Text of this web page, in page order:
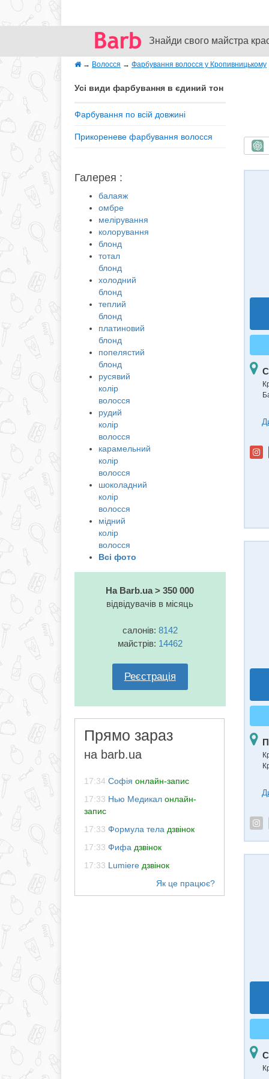
Знайди свого майстра
→ Волосся → Фарбування волосся у Кропивницькому
Усі види фарбування в єдиний тон
Фарбування по всій довжині
Прикореневе фарбування волосся
Галерея :
балаяж
омбре
мелірування
колорування
блонд
тотал
блонд
холодний
блонд
теплий
блонд
платиновий
блонд
попелястий
блонд
русявий
колір
волосся
рудий
колір
волосся
карамельний
колір
волосся
шоколадний
колір
волосся
мідний
колір
волосся
Всі фото
На Barb.ua > 350 000
відвідувачів в місяць
салонів: 8142
майстрів: 14462
Реєстрація
Прямо зараз
на barb.ua
17:34 Софія онлайн-запис
17:33 Нью Медикал онлайн-
запис
17:33 Формула тела дзвінок
17:33 Фифа дзвінок
17:33 Lumiere дзвінок